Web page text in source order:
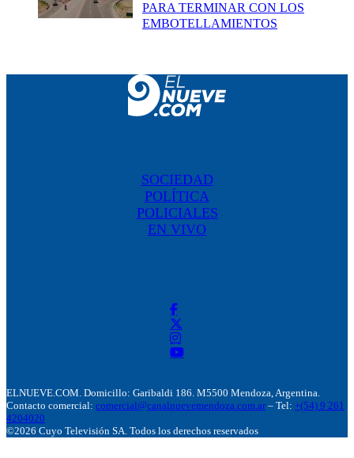
PARA TERMINAR CON LOS
EMBOTELLAMIENTOS
SOCIEDAD
POLÍTICA
POLICIALES
EN VIVO
ELNUEVE.COM. Domicillo: Garibaldi 186. M5500 Mendoza, Argentina.
Contacto comercial: comercial@canalnuevemendoza.com.ar – Tel: +(54) 9 261
4204020
©2026 Cuyo Televisión SA. Todos los derechos reservados